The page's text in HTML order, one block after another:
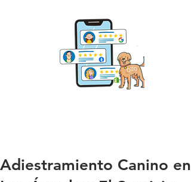
Adiestramiento Canino en